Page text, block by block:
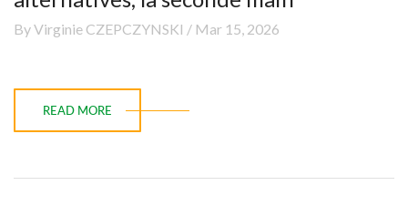
By Virginie CZEPCZYNSKI / Mar 15, 2026
READ MORE